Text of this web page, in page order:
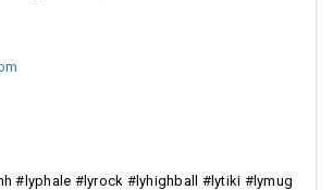
#lyphale #lyrock #lyhighball #lytiki #lymug